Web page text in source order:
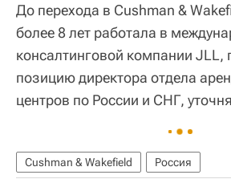
До перехода в Cushman &
более 8 лет работала в
консалтинговой компании JLL,
позицию директора отдела
центров по России и СНГ,
Cushman & Wakefield Россия